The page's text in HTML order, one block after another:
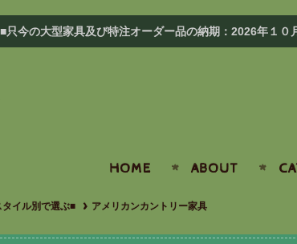
■只今の大型家具及び特注オーダー品の納期：2026年１０
HOME ABOUT
タイル別で選ぶ■ アメリカンカントリー家具